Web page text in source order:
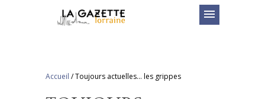
menu
Accueil /Toujours actuelles… les grippes